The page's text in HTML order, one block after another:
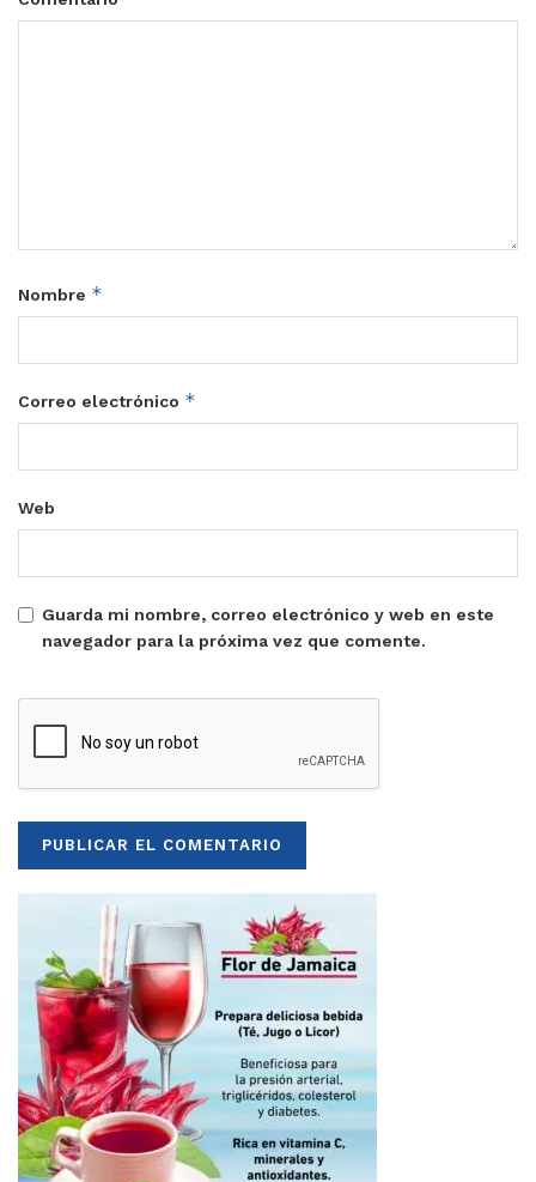
Nombre *
Correo electrónico *
Web
Guarda mi nombre, correo electrónico y web en este
navegador para la próxima vez que comente.